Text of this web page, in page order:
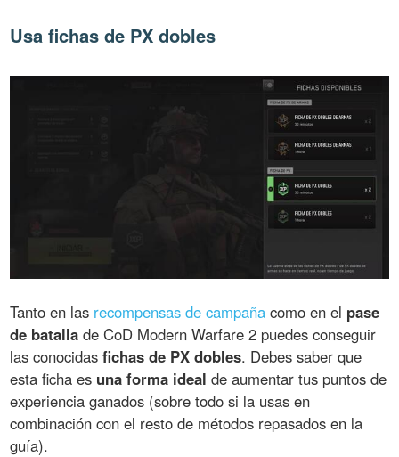
Usa fichas de PX dobles
Tanto en las recompensas de campaña como en el pase
de batalla de CoD Modern Warfare 2 puedes conseguir
las conocidasfichas de PX dobles. Debes saber que
esta ficha es una forma ideal de aumentar tus puntos de
experiencia ganados (sobre todo si la usas en
combinación con el resto de métodos repasados en la
guía).